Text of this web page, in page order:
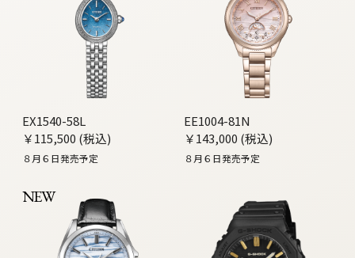
EX1540-58L
￥115,500 (税込)
８月６日発売予定
EE1004-81N
￥143,000 (税込)
８月６日発売予定
NEW